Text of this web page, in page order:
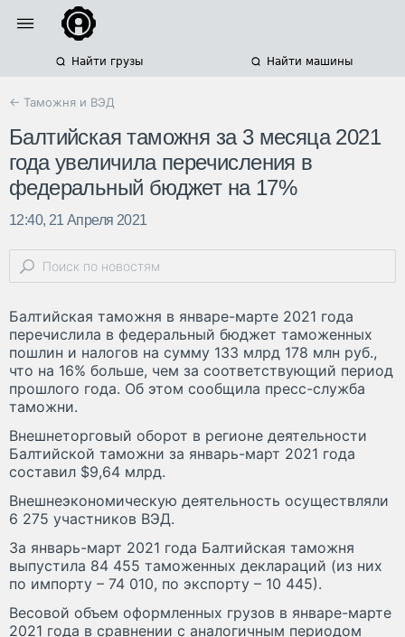
Найти грузы Найти машины
← Таможня и ВЭД
Балтийская таможня за 3 месяца 2021
года увеличила перечисления в
федеральный бюджет на 17%
12:40, 21 Апреля 2021
Балтийская таможня в январе-марте 2021 года
перечислила в федеральный бюджет таможенных
пошлин и налогов на сумму 133 млрд 178 млн руб.,
что на 16% больше, чем за соответствующий период
прошлого года. Об этом сообщила пресс-служба
таможни.
Внешнеторговый оборот в регионе деятельности
Балтийской таможни за январь-март 2021 года
составил $9,64 млрд.
Внешнеэкономическую деятельность осуществляли
6 275 участников ВЭД.
За январь-март 2021 года Балтийская таможня
выпустила 84 455 таможенных деклараций (из них
по импорту – 74 010, по экспорту – 10 445).
Весовой объем оформленных грузов в январе-марте
2021 года в сравнении с аналогичным периодом